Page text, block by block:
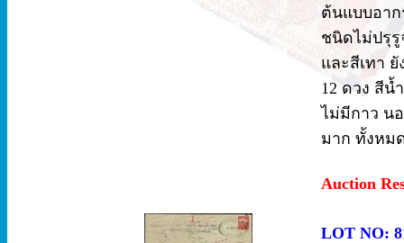
ต้นแบบอาก
ชนิดไม่ปรุรู
และสีเทา
12 ดวง สีน้
ไม่มีกาว น
มาก ทั้งหม
Auction
LOT NO: